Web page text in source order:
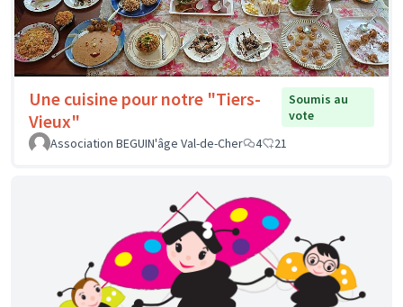
Une cuisine pour notre "Tiers-
Vieux"
Soumis au
vote
Association BEGUIN'âge Val-de-Cher
4 21